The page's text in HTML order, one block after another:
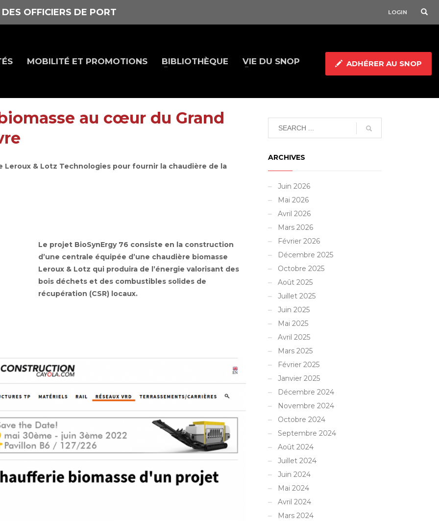
OFFICIERS DE PORT LOGIN
MOBILITÉ ET PROMOTIONS BIBLIOTHÈQUE VIE DU SNOP ADHÉRER AU SNOP
au cœur du Grand
Leroux & Lotz Technologies pour fournir la chaudière de la
Le projet BioSynErgy 76 consiste en la construction
d’une centrale équipée d’une chaudière biomasse
Leroux & Lotz qui produira de l’énergie valorisant des
bois déchets et des combustibles solides de
récupération (CSR) locaux.
ARCHIVES
Juin 2026
Mai 2026
Avril 2026
Mars 2026
Février 2026
Décembre 2025
Octobre 2025
Août 2025
Juillet 2025
Juin 2025
Mai 2025
Avril 2025
Mars 2025
Février 2025
Janvier 2025
Décembre 2024
Novembre 2024
Octobre 2024
Septembre 2024
Août 2024
Juillet 2024
Juin 2024
Mai 2024
Avril 2024
Mars 2024